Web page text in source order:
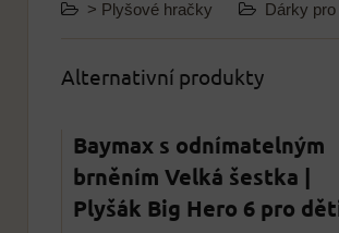
> Plyšové hračky Dárky
Alternativní produkty
Baymax s odnímatelným
brněním Velká šestka |
Plyšák Big Hero 6 pro